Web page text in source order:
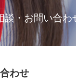
談・お問い合
わせ